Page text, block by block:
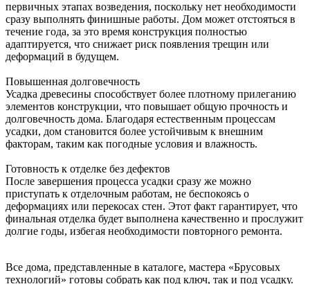
первичных этапах возведения, поскольку нет необходимости
сразу выполнять финишные работы. Дом может отстояться в
течение года, за это время конструкция полностью
адаптируется, что снижает риск появления трещин или
деформаций в будущем.
Повышенная долговечность
Усадка древесины способствует более плотному прилеганию
элементов конструкции, что повышает общую прочность и
долговечность дома. Благодаря естественным процессам
усадки, дом становится более устойчивым к внешним
факторам, таким как погодные условия и влажность.
Готовность к отделке без дефектов
После завершения процесса усадки сразу же можно
приступать к отделочным работам, не беспокоясь о
деформациях или перекосах стен. Этот факт гарантирует, что
финальная отделка будет выполнена качественно и прослужит
долгие годы, избегая необходимости повторного ремонта.
Все дома, представленные в каталоге, мастера «Брусовых
технологий» готовы собрать как под ключ, так и под усадку.